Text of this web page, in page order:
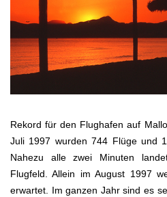
Rekord für den Flughafen auf
Juli 1997 wurden 744 Flüge und
Nahezu alle zwei Minuten
Flugfeld. Allein im August 1997
erwartet. Im ganzen Jahr sind es